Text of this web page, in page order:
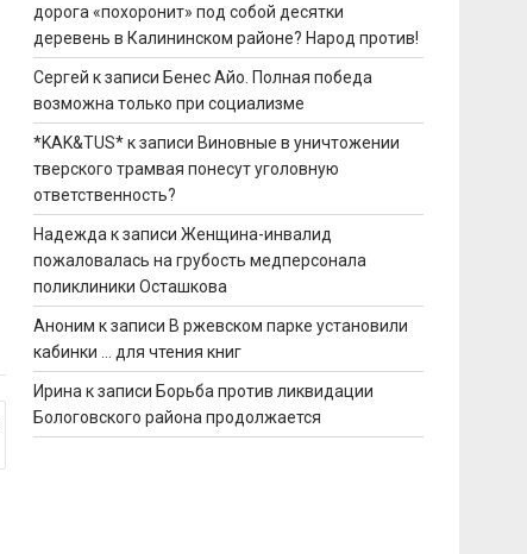
дорога «похоронит» под собой десятки
деревень в Калининском районе? Народ против!
Сергей к записи Бенес Айо. Полная победа
возможна только при социализме
*KAK&TUS*к записи Виновные в уничтожении
тверского трамвая понесут уголовную
ответственность?
Надежда к записиЖенщина-инвалид
пожаловалась на грубость медперсонала
поликлиники Осташкова
Аноним к записи В ржевском парке установили
кабинки … для чтения книг
Ирина к записи Борьба против ликвидации
Бологовского района продолжается